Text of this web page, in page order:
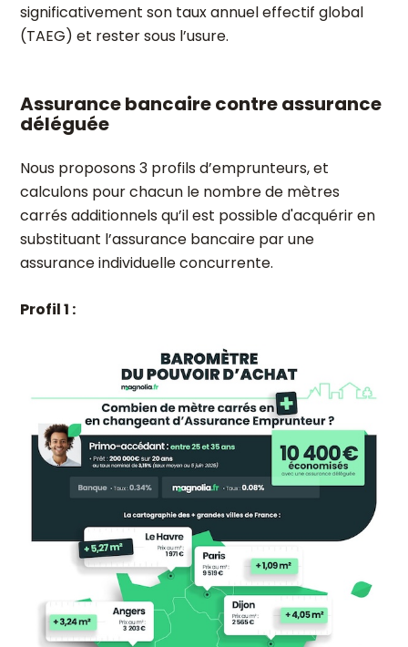
significativement son taux annuel effectif global
(TAEG) et rester sous l’usure.
Assurance bancaire contre assurance
déléguée
Nous proposons 3 profils d’emprunteurs, et
calculons pour chacun le nombre de mètres
carrés additionnels qu’il est possible d'acquérir en
substituant l’assurance bancaire par une
assurance individuelle concurrente.
Profil 1 :